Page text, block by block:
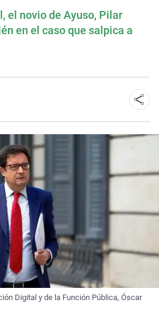
el novio de Ayuso, Pilar
en el caso que salpica a
Digital y de la Función Pública, Óscar